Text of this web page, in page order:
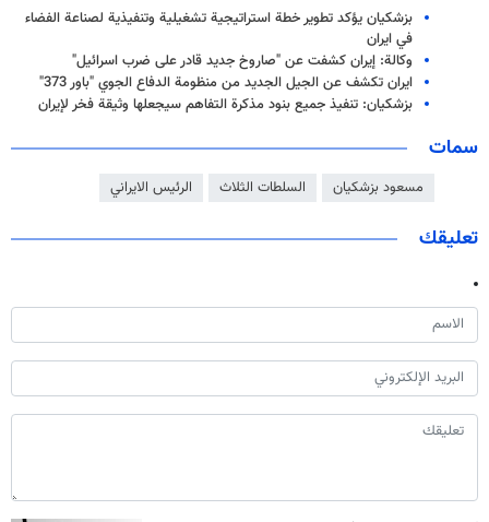
بزشكيان يؤكد تطوير خطة استراتيجية تشغيلية وتنفيذية لصناعة الفضاء
في ايران
وكالة: إيران كشفت عن "صاروخ جديد قادر على ضرب اسرائيل"
ایران تکشف عن الجيل الجديد من منظومة الدفاع الجوي "باور 373"
بزشكيان: تنفيذ جميع بنود مذكرة التفاهم سيجعلها وثيقة فخر لإيران
سمات
مسعود بزشكيان السلطات الثلاث الرئيس الايراني
تعليقك